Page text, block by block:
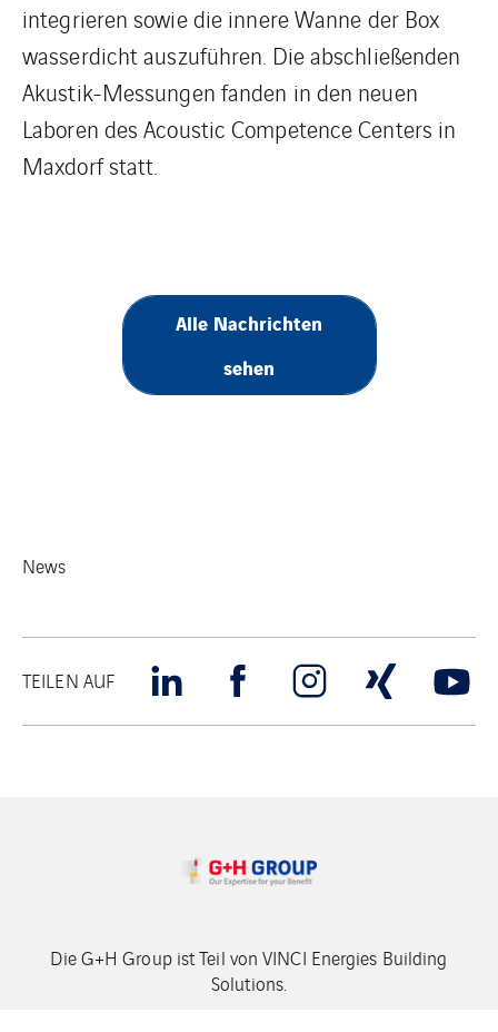
integrieren sowie die innere Wanne der Box
wasserdicht auszuführen. Die abschließenden
Akustik-Messungen fanden in den neuen
Laboren des Acoustic Competence Centers in
Maxdorf statt.
Alle Nachrichten
sehen
News
TEILEN AUF
Die G+H Group ist Teil von VINCI Energies Building
Solutions.